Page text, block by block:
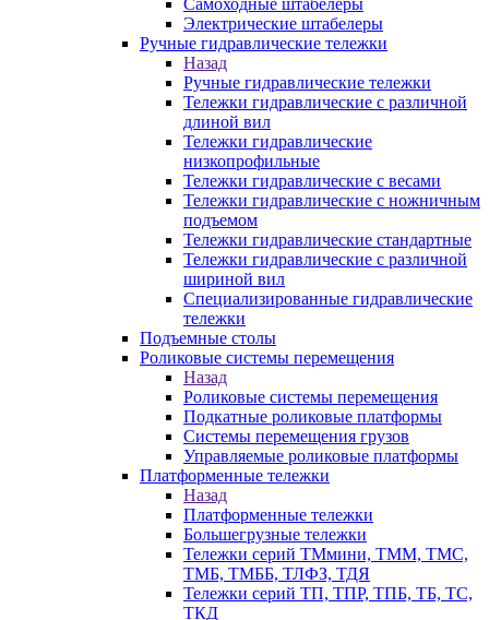
Самоходные штабелеры
Электрические штабелеры
Ручные гидравлические тележки
Назад
Ручные гидравлические тележки
Тележки гидравлические с различной
длиной вил
Тележки гидравлические
низкопрофильные
Тележки гидравлические с весами
Тележки гидравлические с ножничным
подъемом
Тележки гидравлические стандартные
Тележки гидравлические с различной
шириной вил
Специализированные гидравлические
тележки
Подъемные столы
Роликовые системы перемещения
Назад
Роликовые системы перемещения
Подкатные роликовые платформы
Системы перемещения грузов
Управляемые роликовые платформы
Платформенные тележки
Назад
Платформенные тележки
Большегрузные тележки
Тележки серий ТМмини, ТММ, ТМС,
ТМБ, ТМББ, ТЛФЗ, ТДЯ
Тележки серий ТП, ТПР, ТПБ, ТБ, ТС,
ТКД